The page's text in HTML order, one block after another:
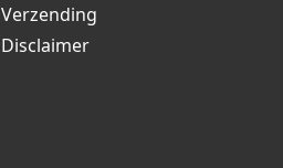
Verzending
Disclaimer